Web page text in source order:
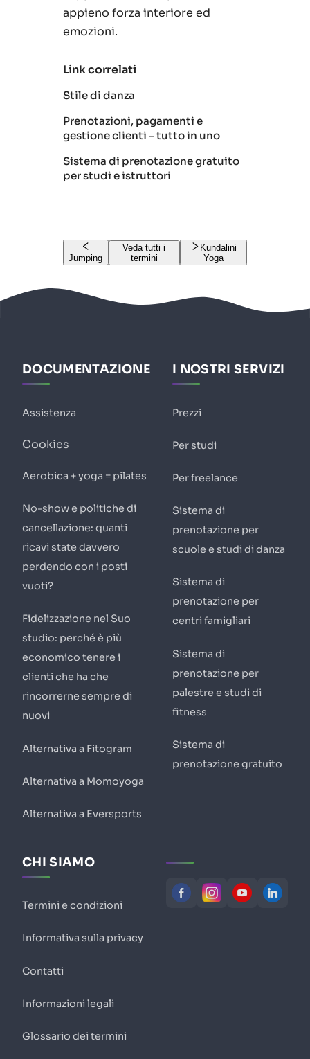
appieno forza interiore ed
emozioni.
Link correlati
Stile di danza
Prenotazioni, pagamenti e
gestione clienti – tutto in uno
Sistema di prenotazione gratuito
per studi e istruttori
Jumping
Veda tutti i
termini
Kundalini
Yoga
DOCUMENTAZIONE
Assistenza
Cookies
Aerobica + yoga = pilates
No-show e politiche di
cancellazione: quanti
ricavi state davvero
perdendo con i posti
vuoti?
Fidelizzazione nel Suo
studio: perché è più
economico tenere i
clienti che ha che
rincorrerne sempre di
nuovi
Alternativa a Fitogram
Alternativa a Momoyoga
Alternativa a Eversports
I NOSTRI SERVIZI
Prezzi
Per studi
Per freelance
Sistema di
prenotazione per
scuole e studi di danza
Sistema di
prenotazione per
centri famigliari
Sistema di
prenotazione per
palestre e studi di
fitness
Sistema di
prenotazione gratuito
CHI SIAMO
Termini e condizioni
Informativa sulla privacy
Contatti
Informazioni legali
Glossario dei termini